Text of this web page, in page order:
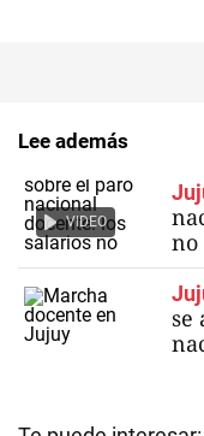
Lee además
VIDEO
no
se